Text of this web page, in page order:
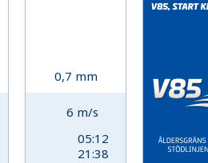
0,7 mm
6 m/s
05:12
21:38